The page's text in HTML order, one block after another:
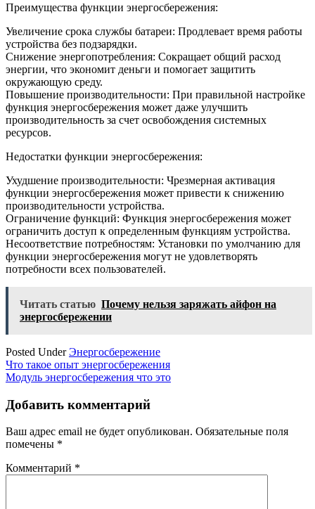
Преимущества функции энергосбережения:
Увеличение срока службы батареи: Продлевает время работы
устройства без подзарядки.
Снижение энергопотребления: Сокращает общий расход
энергии, что экономит деньги и помогает защитить
окружающую среду.
Повышение производительности: При правильной настройке
функция энергосбережения может даже улучшить
производительность за счет освобождения системных
ресурсов.
Недостатки функции энергосбережения:
Ухудшение производительности: Чрезмерная активация
функции энергосбережения может привести к снижению
производительности устройства.
Ограничение функций: Функция энергосбережения может
ограничить доступ к определенным функциям устройства.
Несоответствие потребностям: Установки по умолчанию для
функции энергосбережения могут не удовлетворять
потребности всех пользователей.
Читать статью Почему нельзя заряжать айфон на
энергосбережении
Posted UnderЭнергосбережение
Навигация
по
записям
Что такое опыт энергосбережения
Модуль энергосбережения что это
Добавить комментарий
Ваш адрес email не будет опубликован. Обязательные поля
помечены *
Комментарий *